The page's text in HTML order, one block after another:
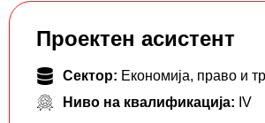
Проектен асистент
Сектор: Економија, право и
Ниво на квалификација: IV